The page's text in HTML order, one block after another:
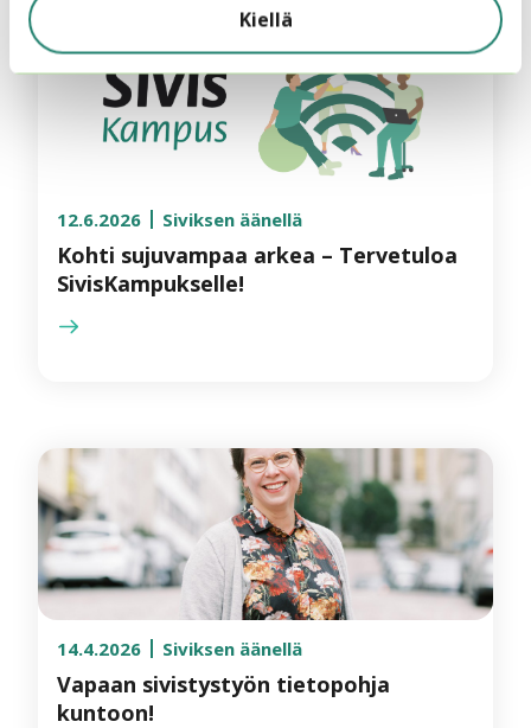
Kiellä
12.6.2026 Siviksen äänellä
Kohti sujuvampaa arkea – Tervetuloa
SivisKampukselle!
14.4.2026 Siviksen äänellä
Vapaan sivistystyön tietopohja
kuntoon!